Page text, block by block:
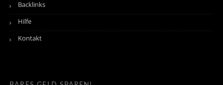
Backlinks
Hilfe
Kontakt